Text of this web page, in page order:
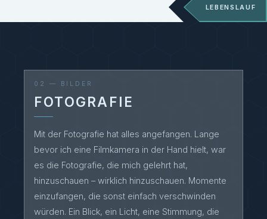
LEBENSLAUF
1996 – 2000
Studium Kunst- und
Medienwissenschaften, Universität
2004 – 2010
Studium Bildgestaltung (DoP),
Filmakademie Baden-Württemberg,
Ludwigsburg
Sprechausbildung, International Voice,
02 — BILDER
FOTOGRAFIE
Mit der Fotografie hat alles angefangen. Lange
bevor ich eine Filmkamera in der Hand hielt, war
es die Fotografie, die mich gelehrt hat,
hinzuschauen – wirklich hinzuschauen. Momente
einzufangen, die sonst einfach verschwinden
würden. Ein Blick, ein Licht, eine Stimmung, die